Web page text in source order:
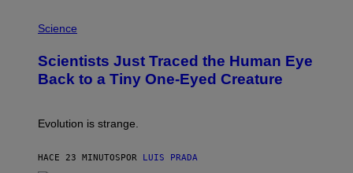
O
S
T
E
H
O
:
C
I
G
Science
Scientists Just Traced the Human Eye
Back to a Tiny One-Eyed Creature
Evolution is strange.
HACE 23 MINUTOSPOR LUIS PRADA